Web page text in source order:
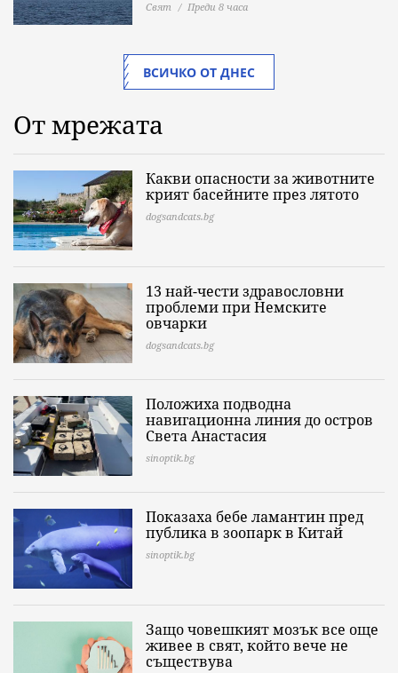
Свят Преди 8 часа
ВСИЧКО ОТ ДНЕС
От мрежата
Какви опасности за животните
крият басейните през лятото
dogsandcats.bg
13 най-чести здравословни
проблеми при Немските
овчарки
dogsandcats.bg
Положиха подводна
навигационна линия до остров
Света Анастасия
sinoptik.bg
Показаха бебе ламантин пред
публика в зоопарк в Китай
sinoptik.bg
Защо човешкият мозък все още
живее в свят, който вече не
съществува